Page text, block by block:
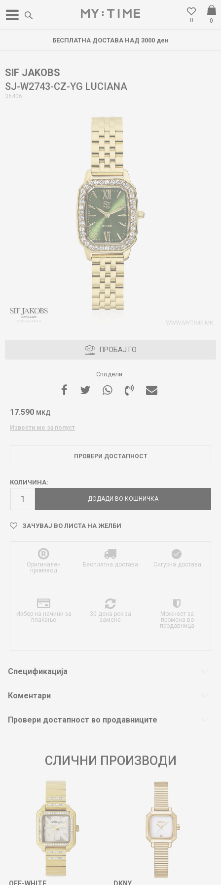
0
0
БЕСПЛАТНА ДОСТАВА НАД 3000 ден
SIF JAKOBS
SJ-W2743-CZ-YG LUCIANA
36406
ПРОБАЈ ГО
Сподели
17.590 МКД
Извести ме за попуст
ПРОВЕРИ ДОСТАПНОСТ
КОЛИЧИНА:
ДОДАДИ ВО КОШНИЧКА
ЗАЧУВАЈ ВО ЛИСТА НА ЖЕЛБИ
Оригинален
производ
Бесплатна достава Сигурна достава
Избор на начини за
плаќање
30 дена рок за
замена
Можност за
промена во
продавница
Спецификација
Коментари
Провери достапност во продавниците
СЛИЧНИ ПРОИЗВОДИ